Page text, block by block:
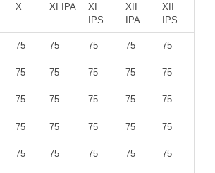
X XI IPA
XI
IPS
XII
IPA
XII
IPS
75
75
75
75
75
75
75
75
75
75
75
75
75
75
75
75
75
75
75
75
75
75
75
75
75